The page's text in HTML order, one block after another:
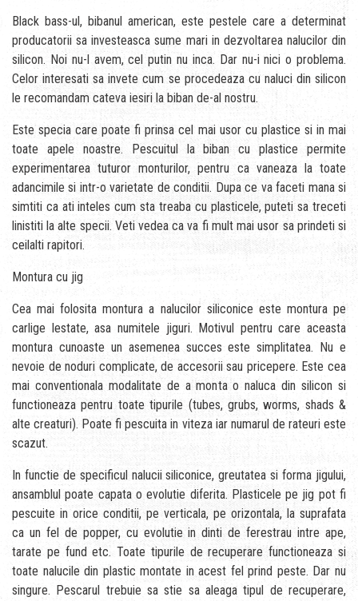
Black bass-ul, bibanul american, este pestele care a determinat
producatorii sa investeasca sume mari in dezvoltarea nalucilor din
silicon. Noi nu-l avem, cel putin nu inca. Dar nu-i nici o problema.
Celor interesati sa invete cum se procedeaza cu naluci din silicon
le recomandam cateva iesiri la biban de-al nostru.
Este specia care poate fi prinsa cel mai usor cu plastice si in mai
toate apele noastre. Pescuitul la biban cu plastice permite
experimentarea tuturor monturilor, pentru ca vaneaza la toate
adancimile si intr-o varietate de conditii. Dupa ce va faceti mana si
simtiti ca ati inteles cum sta treaba cu plasticele, puteti sa treceti
linistiti la alte specii. Veti vedea ca va fi mult mai usor sa prindeti si
ceilalti rapitori.
Montura cu jig
Cea mai folosita montura a nalucilor siliconice este montura pe
carlige lestate, asa numitele jiguri. Motivul pentru care aceasta
montura cunoaste un asemenea succes este simplitatea. Nu e
nevoie de noduri complicate, de accesorii sau pricepere. Este cea
mai conventionala modalitate de a monta o naluca din silicon si
functioneaza pentru toate tipurile (tubes, grubs, worms, shads &
alte creaturi). Poate fi pescuita in viteza iar numarul de rateuri este
scazut.
In functie de specificul nalucii siliconice, greutatea si forma jigului,
ansamblul poate capata o evolutie diferita. Plasticele pe jig pot fi
pescuite in orice conditii, pe verticala, pe orizontala, la suprafata
ca un fel de popper, cu evolutie in dinti de ferestrau intre ape,
tarate pe fund etc. Toate tipurile de recuperare functioneaza si
toate nalucile din plastic montate in acest fel prind peste. Dar nu
singure. Pescarul trebuie sa stie sa aleaga tipul de recuperare,